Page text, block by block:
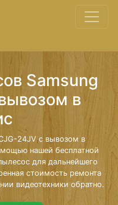
Samsung
в
24JV с вывозом в
нашей бесплатной
для дальнейшего
стоимость ремонта
видеотехники обратно.